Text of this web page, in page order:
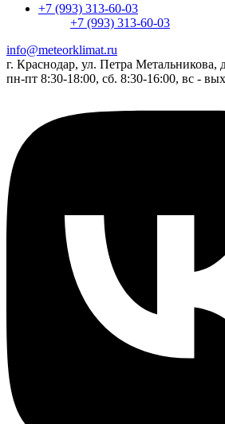
+7 (993) 313-60-03
+7 (993) 313-60-03
info@meteorklimat.ru
г. Краснодар, ул. Петра Метальникова,
пн-пт 8:30-18:00, сб. 8:30-16:00, вс -